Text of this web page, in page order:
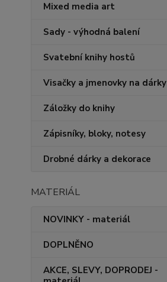
Mixed media art
Sady - výhodná balení
Svatební knihy hostů
Visačky a jmenovky na dárky
Záložky do knihy
Zápisníky, bloky, notesy
Drobné dárky a dekorace
MATERIÁL
NOVINKY - materiál
DOPLNĚNO
AKCE, SLEVY, DOPRODEJ -